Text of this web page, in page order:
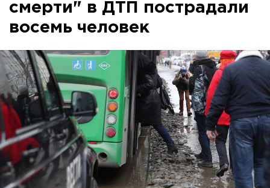
смерти" в ДТП пострадали
восемь человек